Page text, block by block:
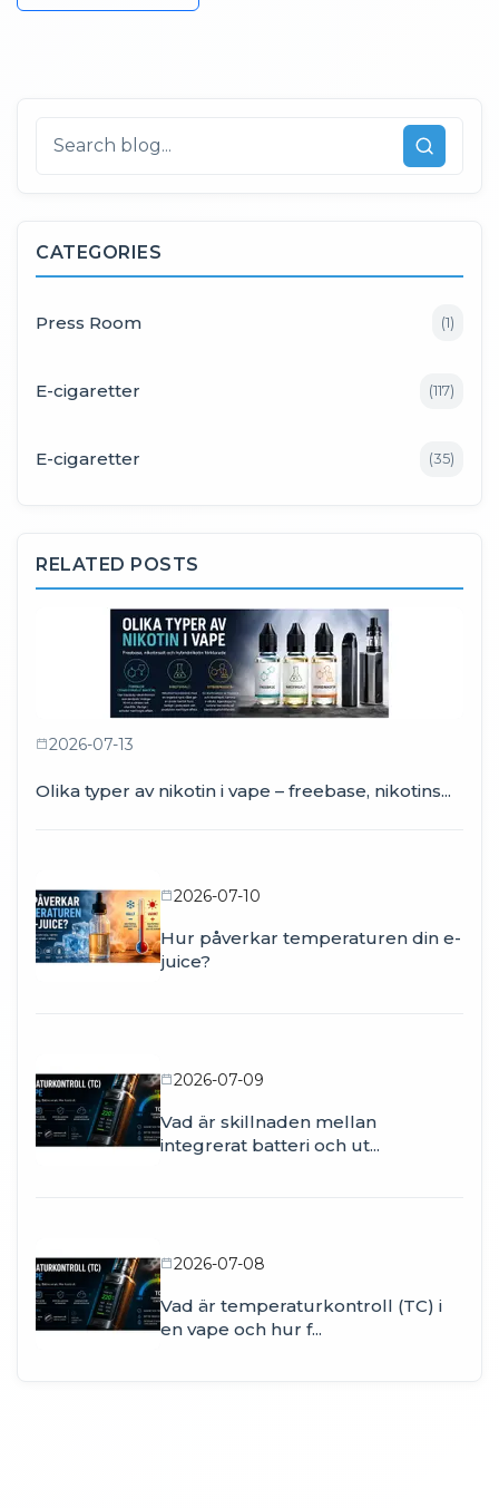
CATEGORIES
Press Room (1)
E-cigaretter (117)
E-cigaretter (35)
RELATED POSTS
2026-07-13
Olika typer av nikotin i vape – freebase, nikotins...
2026-07-10
Hur påverkar temperaturen din e-
juice?
2026-07-09
Vad är skillnaden mellan
integrerat batteri och ut...
2026-07-08
Vad är temperaturkontroll (TC) i
en vape och hur f...